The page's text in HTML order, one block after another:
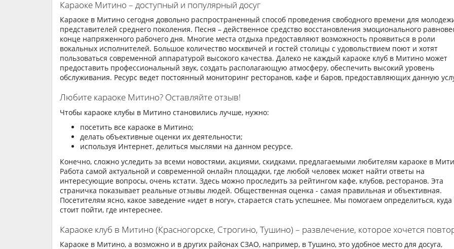
Караоке Митино – доступный и популярный досуг
Караоке в Митино сегодня довольно распространенный способ проведения свободного времени для
представителей среднего поколения. Песня – действенное средство восстановления эмоционального
конце напряженного рабочего дня. Многие места отдыха предоставляют возможность проявиться в роли
вокальных исполнителей. Большое количество москвичей и гостей столицы с удовольствием поют и хотят
пользоваться современной аппаратурой высокого качества. Далеко не каждый караоке клуб в Митино может
предоставить профессиональный звук, создать располагающую атмосферу, обеспечить высокий уровень
обслуживания. Ресурс ведет постоянный мониторинг ресторанов, кафе и баров, предоставляющих данную
Любите караоке Митино? Оставляйте отзыв!
Чтобы караоке клубы в Митино становились лучше, нужно:
посетить все караоке в Митино;
делать объективные оценки их деятельности;
используя Интернет, делиться мыслями на данном ресурсе.
Конечно, сложно уследить за всеми новостями, акциями, скидками, предлагаемыми любителям караоке в
Работа самой актуальной и современной онлайн площадки, где любой человек может найти ответы на
интересующие вопросы, очень кстати. Здесь можно проследить за рейтингом кафе, клубов, ресторанов. Эта
страничка показывает реальные отзывы людей. Общественная оценка - самая правильная и объективная.
Посетителям ясно, какое заведение «идет в ногу», старается стать успешнее. Мы помогаем определиться, куда
стоит пойти, где интереснее.
Караоке клуб в Митино (Красногорске, Строгино, Тушино) – развлечение, которое хочется
Караоке в Митино, а возможно и в других районах СЗАО, например, в Тушино, это удобное место для досуга,